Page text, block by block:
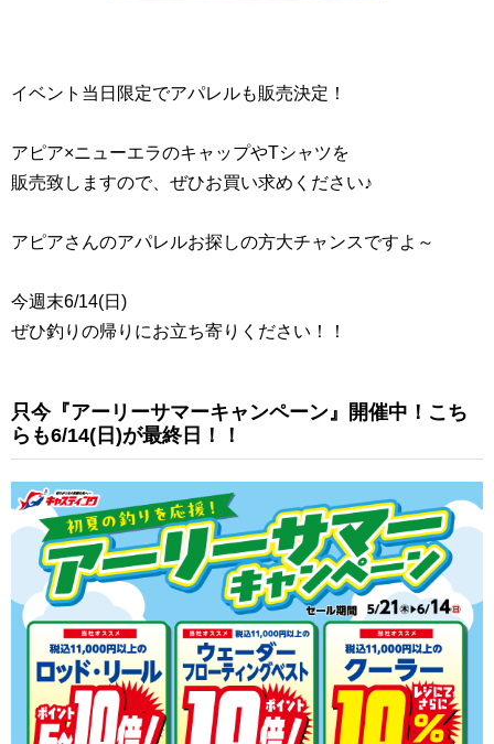
イベント当日限定でアパレルも販売決定！
アピア×ニューエラのキャップやTシャツを
販売致しますので、ぜひお買い求めください♪
アピアさんのアパレルお探しの方大チャンスですよ～
今週末6/14(日)
ぜひ釣りの帰りにお立ち寄りください！！
只今『アーリーサマーキャンペーン』開催中！こち
らも6/14(日)が最終日！！